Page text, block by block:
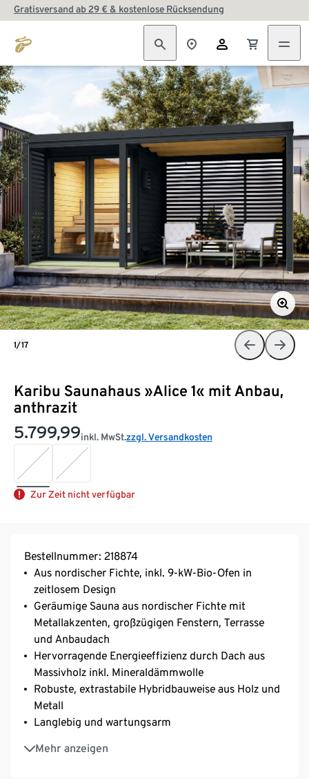
Gratisversand ab 29 € & kostenlose Rücksendung
Karibu Saunahaus »Alice 1« mit Anbau,
anthrazit
5.799,99inkl. MwSt.zzgl. Versandkosten
Zur Zeit nicht verfügbar
1/17
Bestellnummer: 218874
Aus nordischer Fichte, inkl. 9-kW-Bio-Ofen in
zeitlosem Design
Geräumige Sauna aus nordischer Fichte mit
Metallakzenten, großzügigen Fenstern, Terrasse
und Anbaudach
Hervorragende Energieeffizienz durch Dach aus
Massivholz inkl. Mineraldämmwolle
Robuste, extrastabile Hybridbauweise aus Holz und
Metall
Langlebig und wartungsarm
Mehr anzeigen
Perfekter Wetterschutz durch großes Anbaudach
mit Lamellen